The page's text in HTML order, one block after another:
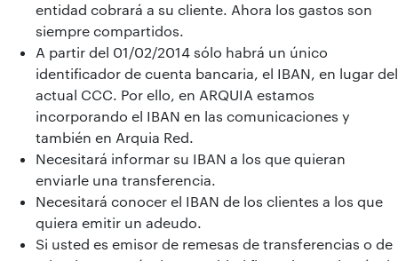
entidad cobrará a su cliente. Ahora los gastos son
siempre compartidos.
A partir del 01/02/2014 sólo habrá un único
identificador de cuenta bancaria, el IBAN, en lugar del
actual CCC. Por ello, en ARQUIA estamos
incorporando el IBAN en las comunicaciones y
también en Arquia Red.
Necesitará informar su IBAN a los que quieran
enviarle una transferencia.
Necesitará conocer el IBAN de los clientes a los que
quiera emitir un adeudo.
Si usted es emisor de remesas de transferencias o de